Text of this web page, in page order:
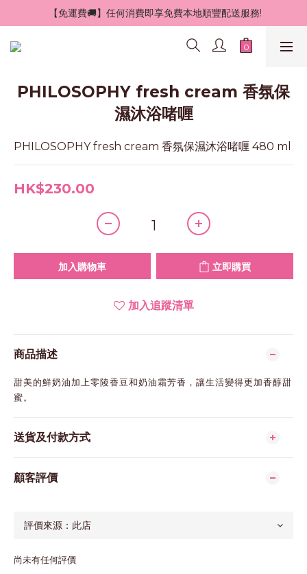
【免運費🚚】任何消費即享免費本地順豐配送服務!
PHILOSOPHY fresh cream 香氛保
濕沐浴啫喱
PHILOSOPHY fresh cream 香氛保濕沐浴啫喱 480 ml
HK$230.00
加入購物車 立即購買
加入追蹤清單
商品描述
甜美的鮮奶油加上零陵香豆和奶油霜芳香，讓生活變得更加香醇甜
蜜。
送貨及付款方式
顧客評價
尚未有任何評價